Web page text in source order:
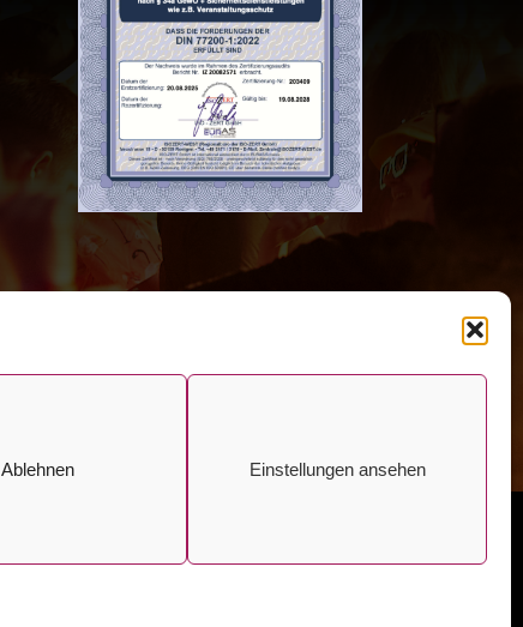
Ablehnen Einstellungen ansehen